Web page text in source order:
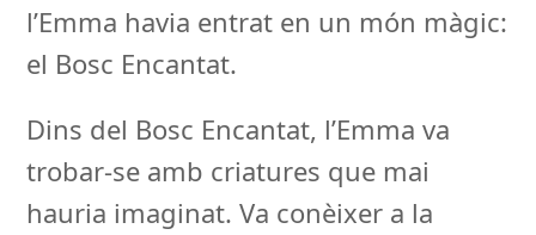
l’Emma havia entrat en un món màgic:
el Bosc Encantat.
Dins del Bosc Encantat, l’Emma va
trobar-se amb criatures que mai
hauria imaginat. Va conèixer a la